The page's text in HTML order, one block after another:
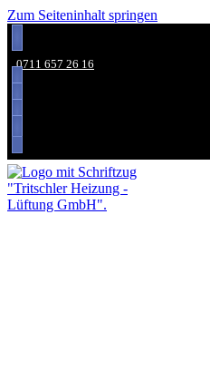
Zum Seiteninhalt springen
0711 657 26 16